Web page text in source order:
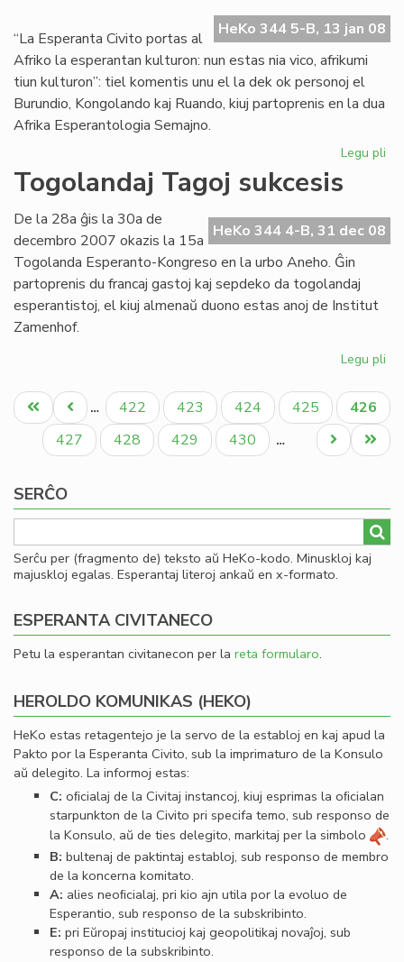
HeKo 344 5-B, 13 jan 08
“La Esperanta Civito portas al
Afriko la esperantan kulturon: nun estas nia vico, afrikumi
tiun kulturon”: tiel komentis unu el la dek ok personoj el
Burundio, Kongolando kaj Ruando, kiuj partoprenis en la dua
Afrika Esperantologia Semajno.
Legu pli
Togolandaj Tagoj sukcesis
HeKo 344 4-B, 31 dec 08
De la 28a ĝis la 30a de
decembro 2007 okazis la 15a
Togolanda Esperanto-Kongreso en la urbo Aneho. Ĝin
partoprenis du francaj gastoj kaj sepdeko da togolandaj
esperantistoj, el kiuj almenaŭ duono estas anoj de Institut
Zamenhof.
Legu pli
Pagination
Unua
paĝo
Antaŭa
paĝo
… Paĝo
422 Paĝo
423 Paĝo
424 Paĝo
425
Aktuala
paĝo
426
Paĝo
427 Paĝo
428 Paĝo
429 Paĝo
430 …
Last
page
Next
page
SERĈO
Serĉu per (fragmento de) teksto aŭ HeKo-kodo. Minuskloj kaj
majuskloj egalas. Esperantaj literoj ankaŭ en x-formato.
ESPERANTA CIVITANECO
Petu la esperantan civitanecon per la reta formularo.
HEROLDO KOMUNIKAS (HEKO)
HeKo estas retagentejo je la servo de la establoj en kaj apud la
Pakto por la Esperanta Civito, sub la imprimaturo de la Konsulo
aŭ delegito. La informoj estas:
C: oﬁcialaj de la Civitaj instancoj, kiuj esprimas la oﬁcialan
starpunkton de la Civito pri specifa temo, sub responso de
la Konsulo, aŭ de ties delegito, markitaj per la simbolo
.
B: bultenaj de paktintaj establoj, sub responso de membro
de la koncerna komitato.
A: alies neoﬁcialaj, pri kio ajn utila por la evoluo de
Esperantio, sub responso de la subskribinto.
E: pri Eŭropaj institucioj kaj geopolitikaj novaĵoj, sub
responso de la subskribinto.